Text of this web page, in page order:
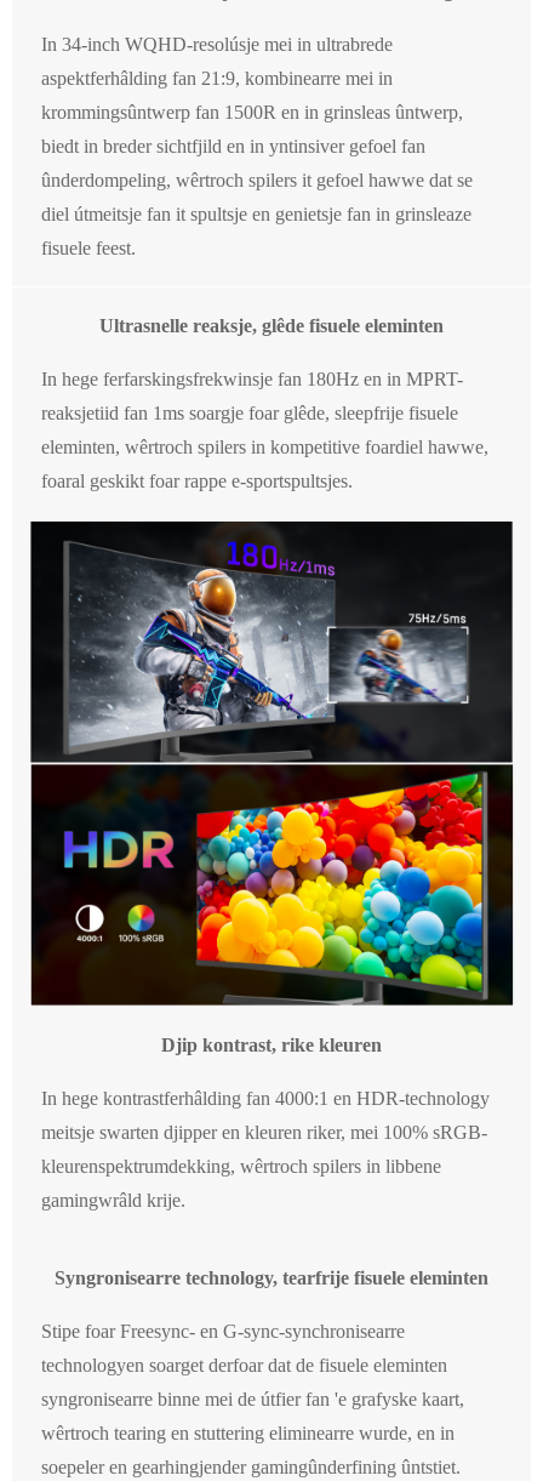
In 34-inch WQHD-resolúsje mei in ultrabrede
aspektferhâlding fan 21:9, kombinearre mei in
krommingsûntwerp fan 1500R en in grinsleas ûntwerp,
biedt in breder sichtfjild en in yntinsiver gefoel fan
ûnderdompeling, wêrtroch spilers it gefoel hawwe dat se
diel útmeitsje fan it spultsje en genietsje fan in grinsleaze
fisuele feest.
Ultrasnelle reaksje, glêde fisuele eleminten
In hege ferfarskingsfrekwinsje fan 180Hz en in MPRT-
reaksjetiid fan 1ms soargje foar glêde, sleepfrije fisuele
eleminten, wêrtroch spilers in kompetitive foardiel hawwe,
foaral geskikt foar rappe e-sportspultsjes.
Djip kontrast, rike kleuren
In hege kontrastferhâlding fan 4000:1 en HDR-technology
meitsje swarten djipper en kleuren riker, mei 100% sRGB-
kleurenspektrumdekking, wêrtroch spilers in libbene
gamingwrâld krije.
Syngronisearre technology, tearfrije fisuele eleminten
Stipe foar Freesync- en G-sync-synchronisearre
technologyen soarget derfoar dat de fisuele eleminten
syngronisearre binne mei de útfier fan 'e grafyske kaart,
wêrtroch tearing en stuttering eliminearre wurde, en in
soepeler en gearhingjender gamingûnderfining ûntstiet.